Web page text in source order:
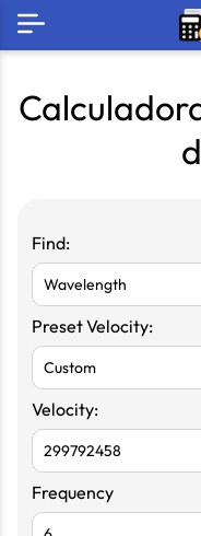
Find:
Preset Velocity:
Velocity:
Frequency